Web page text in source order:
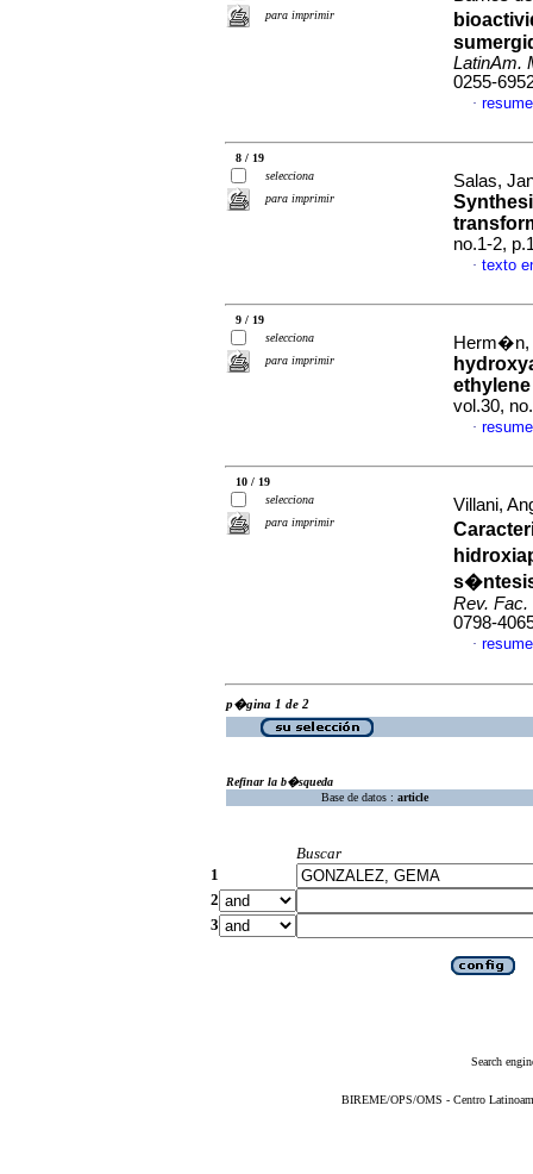
para imprimir
LatinAm.
0255-
·
8 / 19
selecciona
para imprimir
Salas,
no.1-2,
· texto
9 / 19
selecciona
para imprimir
Herm�n,
vol.30,
·
10 / 19
selecciona
para imprimir
Villani,
Rev. Fac.
0798-
·
p�gina 1 de 2
Refinar la b�squeda
Base de datos : article
Buscar
1
2
3
Search
BIREME/OPS/OMS - Centro